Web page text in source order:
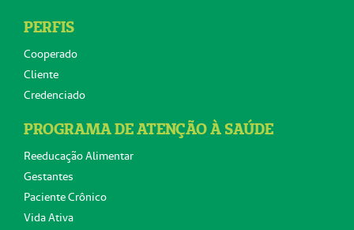
PERFIS
Cooperado
Cliente
Credenciado
PROGRAMA DE ATENÇÃO À SAÚDE
Reeducação Alimentar
Gestantes
Paciente Crônico
Vida Ativa